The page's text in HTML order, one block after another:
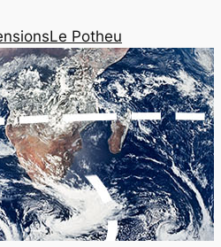
Le Potheu